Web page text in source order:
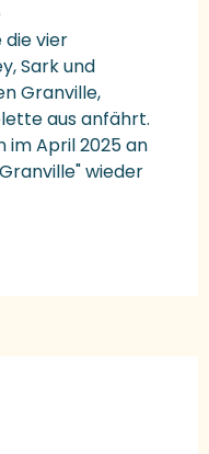
vier
Sark und
Granville,
aus anfährt.
im April 2025 an
wieder